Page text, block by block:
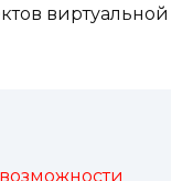
виртуальной